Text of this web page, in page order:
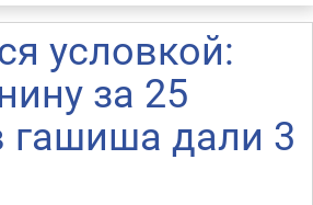
условкой:
за 25
гашиша дали 3